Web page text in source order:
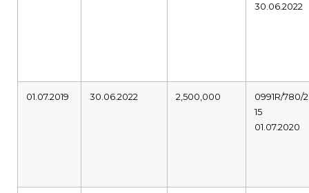
30.06.2022
01.07.2019 30.06.2022 2,500,000
0991R/780/
15
01.07.2020